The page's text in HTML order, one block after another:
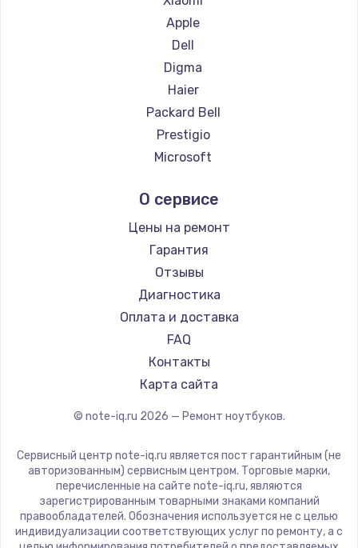
Ремонт ноутбуков Thunderobot
Ремонт ноутбуков Hasee
Ремонт ноутбуков ZTE
Ремонт ноутбуков Hiper
Ремонт ноутбуков Evga
Ремонт ноутбуков Google
Ремонт ноутбуков Echips
Ремонт ноутбуков Predator
Ремонт ноутбуков iru
Ремонт ноутбуков Machenike
Ремонт ноутбуков DEXP
Ремонт ноутбуков Teclast
Ремонт ноутбуков CHUWI
Ремонт ноутбуков Colorful
Apple
Dell
Digma
Haier
Packard Bell
Prestigio
Microsoft
Aquarius
Gigabyte
Aorus
Maibenben
Getac
Epson
Philips
LG
Panasonic
ZTE
Hiper
Evga
Google
О сервисе
Цены на ремонт
Гарантия
Отзывы
Диагностика
Оплата и доставка
FAQ
Контакты
Карта сайта
© note-iq.ru 2026 — Ремонт ноутбуков.
Сервисный центр note-iq.ru является пост гарантийным (не
авторизованным) сервисным центром. Торговые марки,
перечисленные на сайте note-iq.ru, являются
зарегистрированным товарными знаками компаний
правообладателей. Обозначения используется не с целью
индивидуализации соответствующих услуг по ремонту, а с